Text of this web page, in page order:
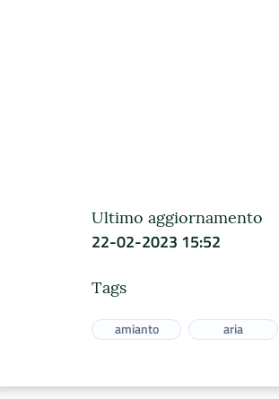
Ultimo aggiornamento
22-02-2023 15:52
Tags
amianto aria